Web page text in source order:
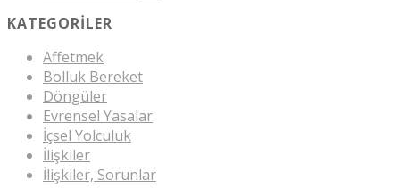
KATEGORILER
Affetmek
Bolluk Bereket
Döngüler
Evrensel Yasalar
İçsel Yolculuk
İlişkiler
İlişkiler, Sorunlar